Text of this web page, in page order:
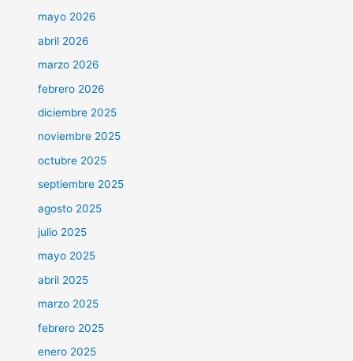
mayo 2026
abril 2026
marzo 2026
febrero 2026
diciembre 2025
noviembre 2025
octubre 2025
septiembre 2025
agosto 2025
julio 2025
mayo 2025
abril 2025
marzo 2025
febrero 2025
enero 2025